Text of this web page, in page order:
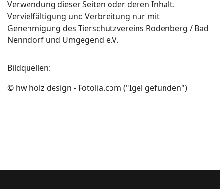
Verwendung dieser Seiten oder deren Inhalt.
Vervielfältigung und Verbreitung nur mit
Genehmigung des Tierschutzvereins Rodenberg / Bad
Nenndorf und Umgegend e.V.
Bildquellen:
© hw holz design - Fotolia.com ("Igel gefunden")